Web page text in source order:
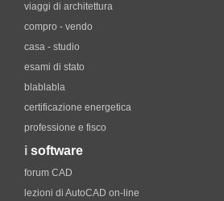
viaggi di architettura
compro - vendo
casa - studio
esami di stato
blablabla
certificazione energetica
professione e fisco
i software
forum CAD
lezioni di AutoCAD on-line